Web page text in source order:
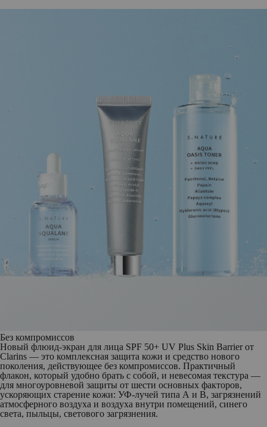
Без компромиссов
Новый флюид-экран для лица SPF 50+ UV Plus Skin Barrier от
Clarins — это комплексная защита кожи и средство нового
поколения, действующее без компромиссов. Практичный
флакон, который удобно брать с собой, и невесомая текстура —
для многоуровневой защиты от шести основных факторов,
ускоряющих старение кожи: УФ-лучей типа А и В, загрязнений
атмосферного воздуха и воздуха внутри помещений, синего
света, пыльцы, светового загрязнения.